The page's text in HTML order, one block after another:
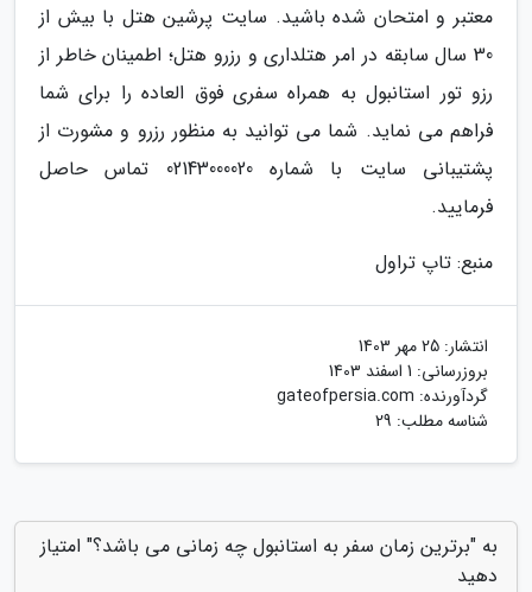
معتبر و امتحان شده باشید. سایت پرشین هتل با بیش از
30 سال سابقه در امر هتلداری و رزرو هتل؛ اطمینان خاطر از
رزو تور استانبول به همراه سفری فوق العاده را برای شما
فراهم می نماید. شما می توانید به منظور رزرو و مشورت از
پشتیبانی سایت با شماره 02143000020 تماس حاصل
فرمایید.
منبع: تاپ تراول
انتشار: 25 مهر 1403
بروزرسانی: 1 اسفند 1403
گردآورنده: gateofpersia.com
شناسه مطلب: 29
به "برترین زمان سفر به استانبول چه زمانی می باشد؟" امتیاز
دهید